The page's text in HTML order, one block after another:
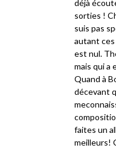
déjà
sorties !
suis pas
autant ces
est nul.
mais qui a
Quand à
décevant
faites un
meilleurs!